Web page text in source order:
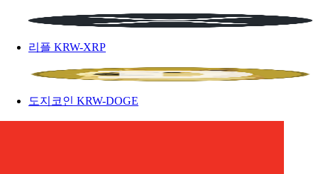
리플 KRW-XRP
도지코인 KRW-DOGE